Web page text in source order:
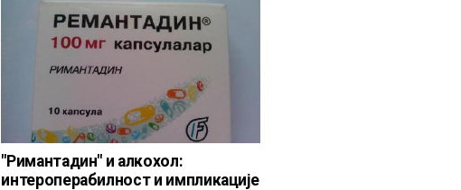
"Римантадин" и алкохол:
интероперабилност и импликације